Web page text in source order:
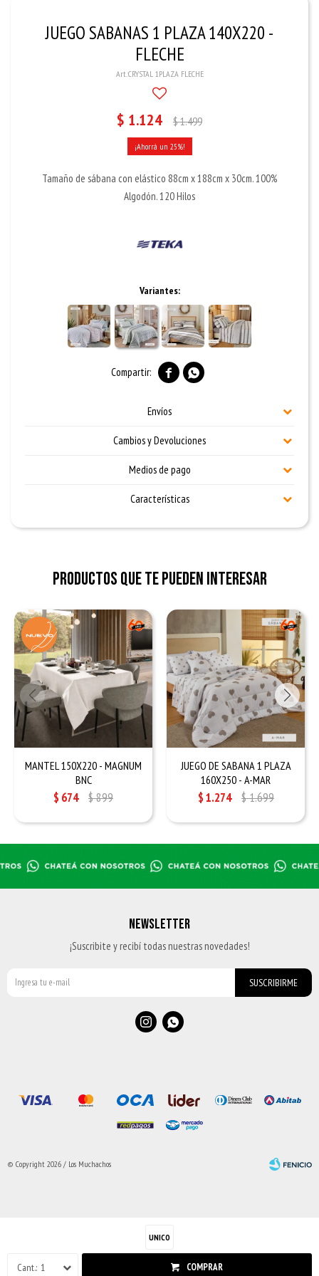
JUEGO SABANAS 1 PLAZA 140X220 -
FLECHE
CRYSTAL 1PLAZA FLECHE
$ 1.124 $1.499
25
Tamaño de sábana con elástico 88cm x 188cm x 30cm. 100%
Algodón. 120 Hilos
Variantes:
UNICO
1 COMPRAR
 
Envíos
Cambios y Devoluciones
Medios de pago
Características
Productos que te pueden interesar
MANTEL 150X220 - MAGNUM
BNC
$ 674 $899
JUEGO DE SABANA 1 PLAZA
160X250 - A-MAR
$1.274 $1.699
NEWSLETTER
¡Suscribite y recibí todas nuestras novedades!
SUSCRIBIRME
 
© Copyright 2026 / Los Muchachos